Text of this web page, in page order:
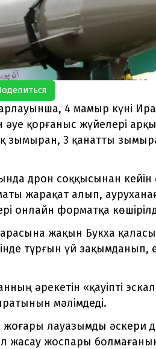
4 мамыр күні
қорғаныс жүйелері
зымыран, 3 қанатты
дрон соққысынан
жарақат алып,
онлайн форматқа
жақын Букха
тұрғын үй зақымданып,
әрекетін «қауіпті
мәлімдеді.
лауазымды әскери
жасау жоспары